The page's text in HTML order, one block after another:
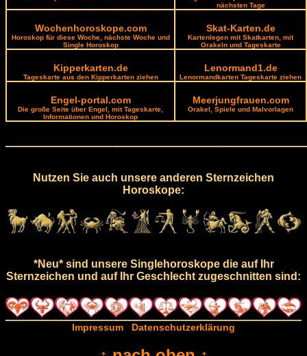
nächsten Tage
Wochenhoroskope.com
Horoskop für diese Woche, nächste Woche und
Single Horoskop
Skat-Karten.de
Kartenlegen mit Skatkarten, mit
Orakeln und Tageskarte
Kipperkarten.de
Tageskarte aus den Kipperkarten ziehen
Lenormand1.de
Lenormandkarten Tageskarte ziehen
Engel-portal.com
Die große Seite über Engel, mit Tageskarte,
Informationen und Horoskop
Meerjungfrauen.com
Orakel, Spiele und Malvorlagen
Nutzen Sie auch unsere anderen Sternzeichen
Horoskope:
*Neu* sind unsere Singlehoroskope die auf Ihr
Sternzeichen und auf Ihr Geschlecht zugeschnitten sind:
Impressum Datenschutzerklärung